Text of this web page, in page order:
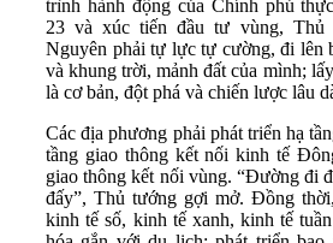
trình hành động của Chính phủ
23 và xúc tiến đầu tư vùng, Thủ
Nguyên phải tự lực tự cường, đi lên
và khung trời, mảnh đất của mình;
là cơ bản, đột phá và chiến lược lâu
Các địa phương phải phát triển hạ
tầng giao thông kết nối kinh tế
giao thông kết nối vùng. “Đường đi
đấy”, Thủ tướng gợi mở. Đồng
kinh tế số, kinh tế xanh, kinh tế